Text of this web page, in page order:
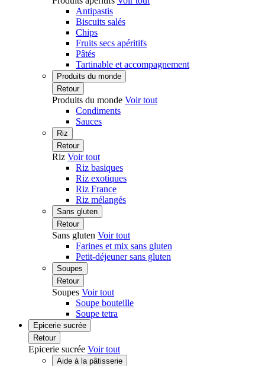
Antipastis
Biscuits salés
Chips
Fruits secs apéritifs
Pâtés
Tartinable et accompagnement
Produits du monde
Retour
Produits du monde Voir tout
Condiments
Sauces
Riz
Retour
Riz Voir tout
Riz basiques
Riz exotiques
Riz France
Riz mélangés
Sans gluten
Retour
Sans gluten Voir tout
Farines et mix sans gluten
Petit-déjeuner sans gluten
Soupes
Retour
Soupes Voir tout
Soupe bouteille
Soupe tetra
Epicerie sucrée
Retour
Epicerie sucrée Voir tout
Aide à la pâtisserie